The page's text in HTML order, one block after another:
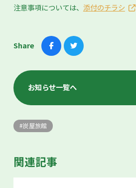
注意事項については、 添付のチラシ
Share
お知らせ一覧へ
炭屋旅館
関連記事